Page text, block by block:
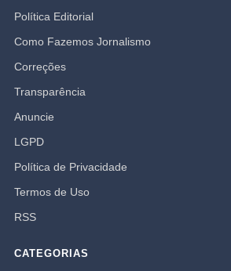
Política Editorial
Como Fazemos Jornalismo
Correções
Transparência
Anuncie
LGPD
Política de Privacidade
Termos de Uso
RSS
CATEGORIAS